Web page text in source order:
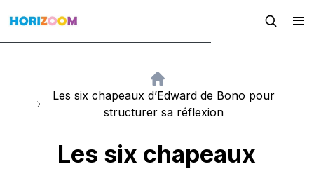
Les six chapeaux d’Edward de Bono pour
structurer sa réflexion
Les six chapeaux